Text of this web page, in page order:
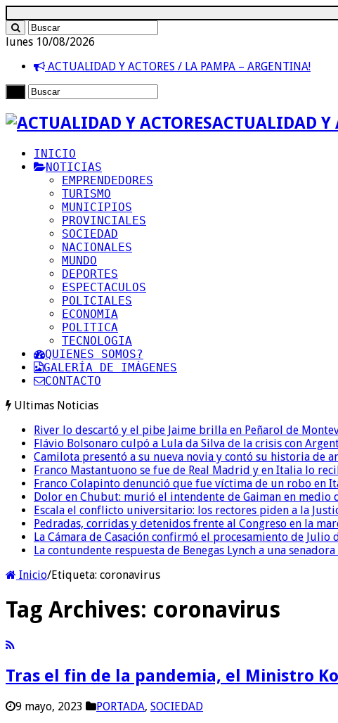
lunes 10/08/2026
ACTUALIDAD Y ACTORES / LA PAMPA – ARGENTINA!
ACTUALIDAD Y
INICIO
NOTICIAS
EMPRENDEDORES
TURISMO
MUNICIPIOS
PROVINCIALES
SOCIEDAD
NACIONALES
MUNDO
DEPORTES
ESPECTACULOS
POLICIALES
ECONOMIA
POLITICA
TECNOLOGIA
QUIENES SOMOS?
GALERÍA DE IMÁGENES
CONTACTO
Ultimas Noticias
River lo descartó y el pibe Jaime brilla en Peñarol de
Flávio Bolsonaro culpó a Lula da Silva de la crisis con
Camilota presentó a su nueva novia y contó su historia de
Franco Mastantuono se fue de Real Madrid y en Italia lo
Franco Colapinto denunció que fue víctima de un robo en
Dolor en Chubut: murió el intendente de Gaiman en medio
Escala el conflicto universitario: los rectores piden a la
Pedradas, corridas y detenidos frente al Congreso en la
La Cámara de Casación confirmó el procesamiento de
La contundente respuesta de Benegas Lynch a una
Inicio/Etiqueta: coronavirus
Tag Archives: coronavirus
Tras el fin de la pandemia, el Ministro
9 mayo, 2023 PORTADA, SOCIEDAD